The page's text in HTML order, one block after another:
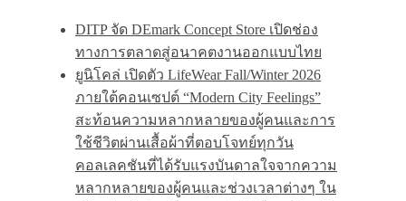
DITP จัด DEmark Concept Store เปิดช่อง
ทางการตลาดสู่อนาคตงานออกแบบไทย
ยูนิโคล่ เปิดตัว LifeWear Fall/Winter 2026
ภายใต้คอนเซปต์ “Modern City Feelings”
สะท้อนความหลากหลายของผู้คนและการ
ใช้ชีวิตผ่านเสื้อผ้าที่ตอบโจทย์ทุกวัน
คอลเลคชันที่ได้รับแรงบันดาลใจจากความ
หลากหลายของผู้คนและช่วงเวลาต่างๆ ใน